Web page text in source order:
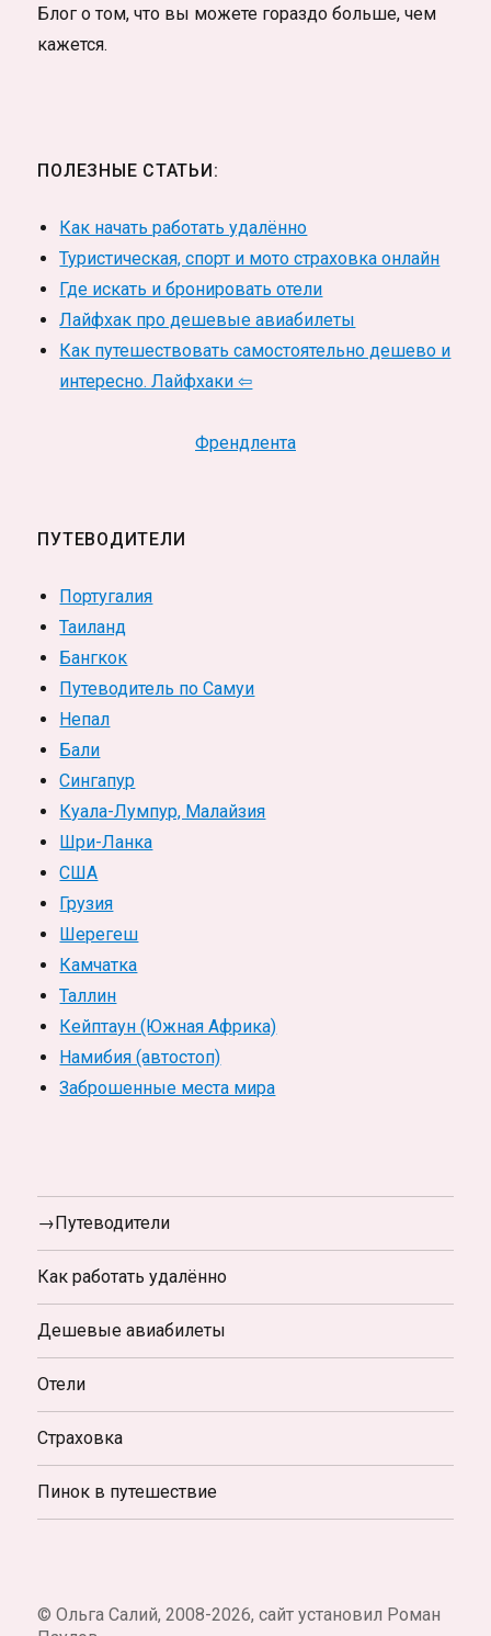
Блог о том, что вы можете гораздо больше, чем
кажется.
ПОЛЕЗНЫЕ СТАТЬИ:
Как начать работать удалённо
Туристическая, спорт и мото страховка онлайн
Где искать и бронировать отели
Лайфхак про дешевые авиабилеты
Как путешествовать самостоятельно дешево и
интересно. Лайфхаки ⇦
Френдлента
ПУТЕВОДИТЕЛИ
Португалия
Таиланд
Бангкок
Путеводитель по Самуи
Непал
Бали
Сингапур
Куала-Лумпур, Малайзия
Шри-Ланка
США
Грузия
Шерегеш
Камчатка
Таллин
Кейптаун (Южная Африка)
Намибия (автостоп)
Заброшенные места мира
→Путеводители
Как работать удалённо
Дешевые авиабилеты
Отели
Страховка
Пинок в путешествие
© Ольга Салий, 2008-2026, сайт установил Роман